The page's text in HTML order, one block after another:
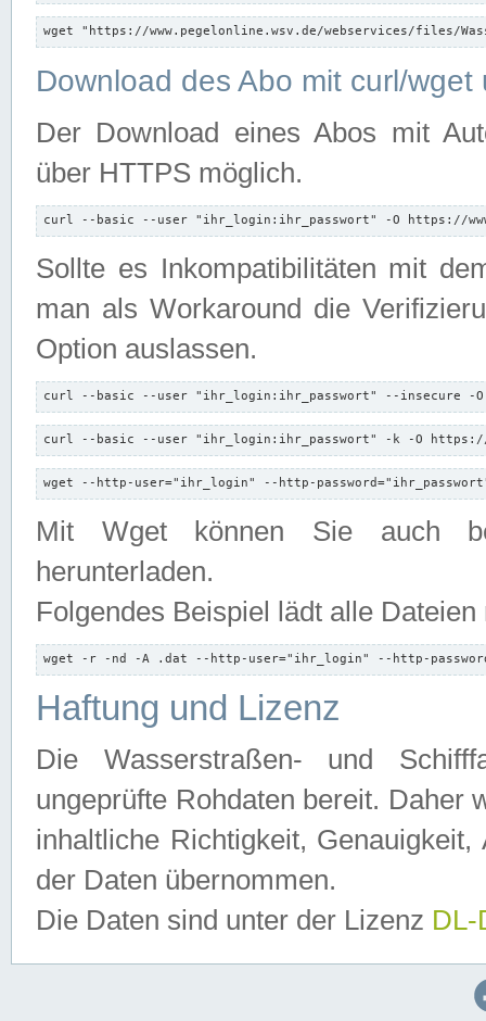
wget "https://www.pegelonline.wsv.de/webservices/files/
Download des Abo mit curl/
Der Download eines Abos mit
über HTTPS möglich.
curl --basic --user "ihr_login:ihr_passwort" -O https://
Sollte es Inkompatibilitäten mit
man als Workaround die
Option auslassen.
curl --basic --user "ihr_login:ihr_passwort" --insecure -
curl --basic --user "ihr_login:ihr_passwort" -k -O https://
wget --http-user="ihr_login" --http-
Mit Wget können Sie auch
herunterladen.
Folgendes Beispiel lädt alle
wget -r -nd -A .dat --http-user="ihr_login" --http-
Haftung und Lizenz
Die Wasserstraßen- und
ungeprüfte Rohdaten bereit. Daher
inhaltliche Richtigkeit,
der Daten übernommen.
Die Daten sind unter der Lizenz